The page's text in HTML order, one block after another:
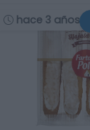
hace 3 años